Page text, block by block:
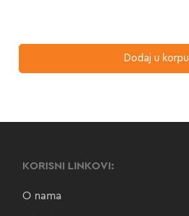
Dodaj u korpu
KORISNI LINKOVI:
O nama